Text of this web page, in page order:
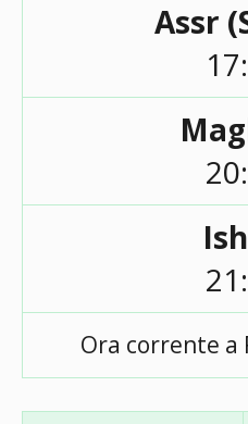
Assr
Ora corrente a